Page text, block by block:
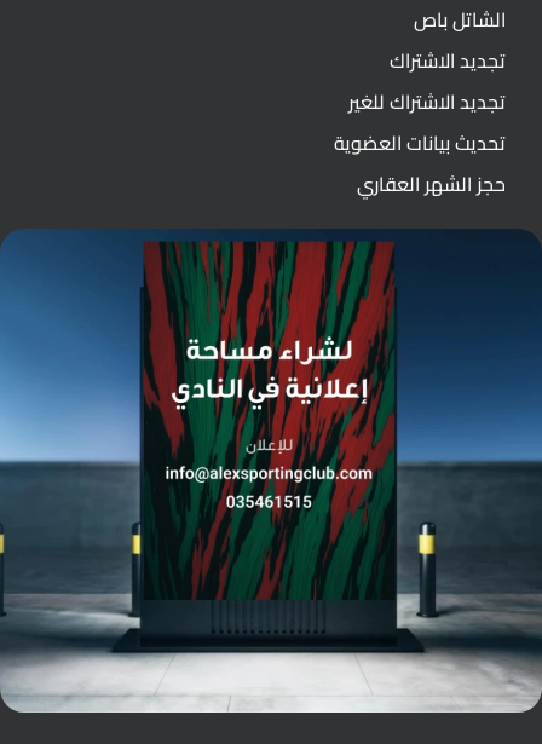
الشاتل باص
تجديد الاشتراك
تجديد الاشتراك للغير
تحديث بيانات العضوية
حجز الشهر العقاري